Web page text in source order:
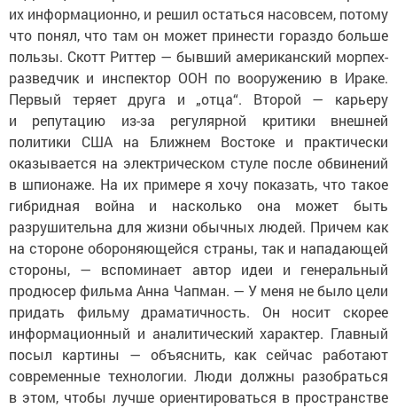
их информационно, и решил остаться насовсем, потому
что понял, что там он может принести гораздо больше
пользы. Скотт Риттер — бывший американский морпех-
разведчик и инспектор ООН по вооружению в Ираке.
Первый теряет друга и „отца“. Второй — карьеру
и репутацию из-за регулярной критики внешней
политики США на Ближнем Востоке и практически
оказывается на электрическом стуле после обвинений
в шпионаже. На их примере я хочу показать, что такое
гибридная война и насколько она может быть
разрушительна для жизни обычных людей. Причем как
на стороне обороняющейся страны, так и нападающей
стороны, — вспоминает автор идеи и генеральный
продюсер фильма Анна Чапман. — У меня не было цели
придать фильму драматичность. Он носит скорее
информационный и аналитический характер. Главный
посыл картины — объяснить, как сейчас работают
современные технологии. Люди должны разобраться
в этом, чтобы лучше ориентироваться в пространстве